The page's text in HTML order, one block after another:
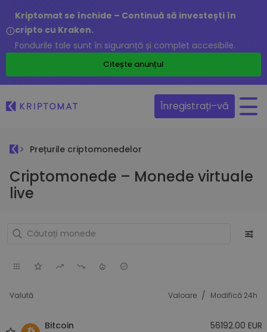
Kriptomat se închide – Continuă să investești în
cripto cu Kraken.
Fondurile tale sunt în siguranță și complet accesibile.
Citește anunțul
Înregistrați–vă
Prețurile criptomonedelor
Criptomonede – Monede virtuale
live
Valută Valoare / Modifică 24h
Bitcoin
56192.00 EUR